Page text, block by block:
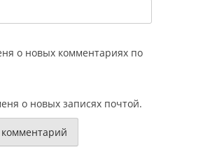
о новых комментариях по
о новых записях почтой.